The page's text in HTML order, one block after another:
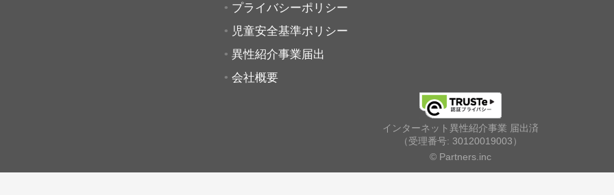
プライバシーポリシー
児童安全基準ポリシー
異性紹介事業届出
会社概要
インターネット異性紹介事業 届出済
（受理番号: 30120019003）
© Partners.inc